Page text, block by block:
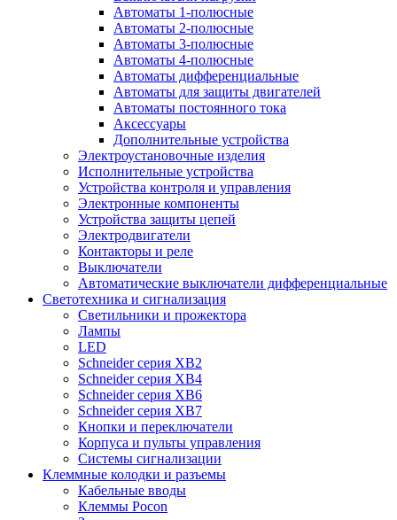
Автоматы 1-полюсные
Автоматы 2-полюсные
Автоматы 3-полюсные
Автоматы 4-полюсные
Автоматы дифференциальные
Автоматы для защиты двигателей
Автоматы постоянного тока
Аксессуары
Дополнительные устройства
Электроустановочные изделия
Исполнительные устройства
Устройства контроля и управления
Электронные компоненты
Устройства защиты цепей
Электродвигатели
Контакторы и реле
Выключатели
Автоматические выключатели дифференциальные
Светотехника и сигнализация
Светильники и прожектора
Лампы
LED
Schneider серия XB2
Schneider серия XB4
Schneider серия XB6
Schneider серия XB7
Кнопки и переключатели
Корпуса и пульты управления
Системы сигнализации
Клеммные колодки и разъемы
Кабельные вводы
Клеммы Pocon